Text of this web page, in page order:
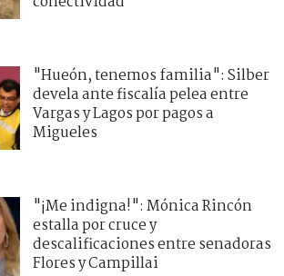
"Hueón, tenemos familia": Silber
devela ante fiscalía pelea entre
Vargas y Lagos por pagos a
Migueles
"¡Me indigna!": Mónica Rincón
estalla por cruce y
descalificaciones entre senadoras
Flores y Campillai